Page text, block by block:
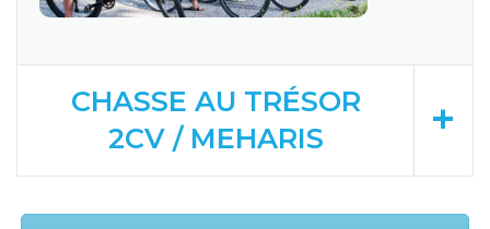
CHASSE AU TRÉSOR
2CV / MEHARIS